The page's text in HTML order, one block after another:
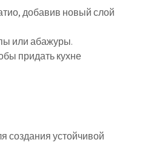
добавив новый слой
или абажуры.
придать кухне
создания устойчивой